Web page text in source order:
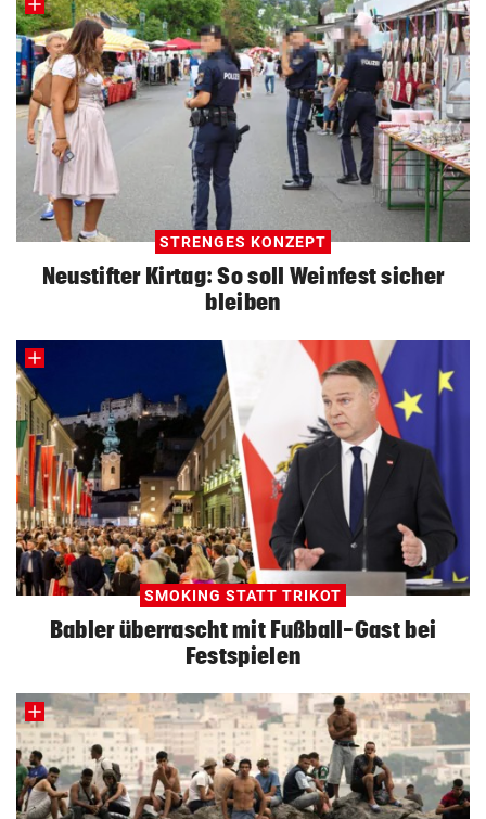
STRENGES KONZEPT
Neustifter Kirtag: So soll Weinfest sicher
bleiben
SMOKING STATT TRIKOT
Babler überrascht mit Fußball-Gast bei
Festspielen